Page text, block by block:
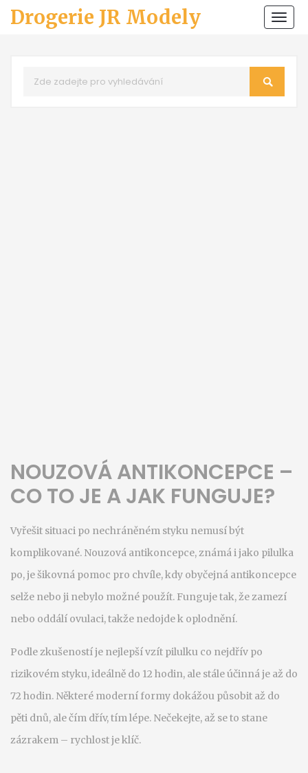
Drogerie JR Modely
NOUZOVÁ ANTIKONCEPCE –
CO TO JE A JAK FUNGUJE?
Vyřešit situaci po nechráněném styku nemusí být
komplikované. Nouzová antikoncepce, známá i jako pilulka
po, je šikovná pomoc pro chvíle, kdy obyčejná antikoncepce
selže nebo ji nebylo možné použít. Funguje tak, že zamezí
nebo oddálí ovulaci, takže nedojde k oplodnění.
Podle zkušeností je nejlepší vzít pilulku co nejdřív po
rizikovém styku, ideálně do 12 hodin, ale stále účinná je až do
72 hodin. Některé moderní formy dokážou působit až do
pěti dnů, ale čím dřív, tím lépe. Nečekejte, až se to stane
zázrakem – rychlost je klíč.